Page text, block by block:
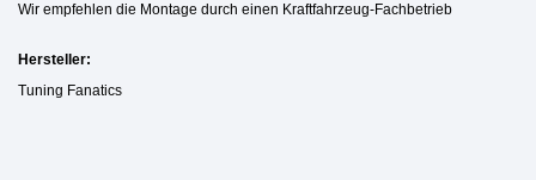
Wir empfehlen die Montage durch einen Kraftfahrzeug-Fachbetrieb
Hersteller:
Tuning Fanatics